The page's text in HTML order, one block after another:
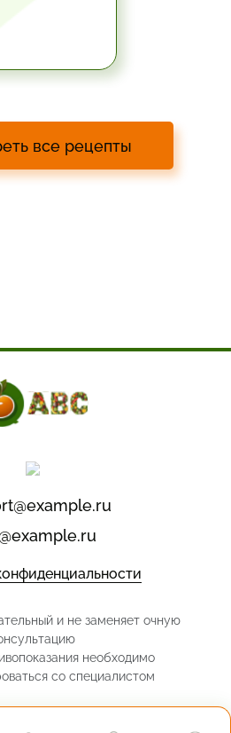
все рецепты
и не заменяет очную
необходимо
со специалистом